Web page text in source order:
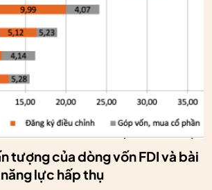
tượng của dòng vốn FDI và bài
lực hấp thụ